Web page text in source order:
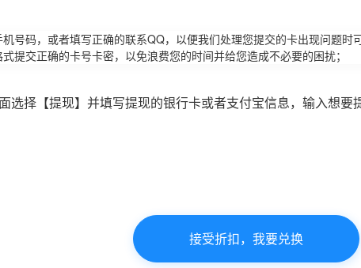
号码，或者填写正确的联系QQ，以便我们处理您提交的卡出现问题时
提交正确的卡号卡密，以免浪费您的时间并给您造成不必要的困扰；
选择【提现】并填写提现的银行卡或者支付宝信息，输入想
接受折扣，我要兑换